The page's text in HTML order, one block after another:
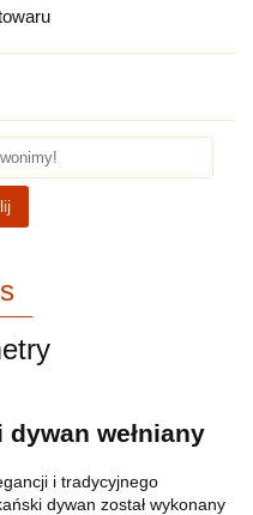
wełniany
i tradycyjnego
dywan został wykonany